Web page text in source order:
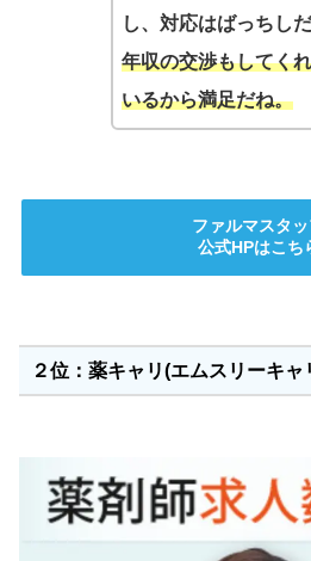
し、対応はばっちし
年収の交渉もしてく
いるから満足だね。
ファルマスタ
公式HPはこち
２位：薬キャリ(エムスリーキャ